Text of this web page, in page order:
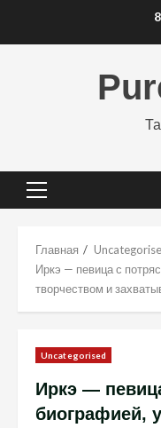
Основное
Главная
Иркэ — певица с
творчеством и
Uncategorised
Иркэ —
биографией,